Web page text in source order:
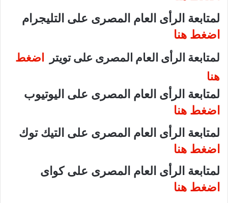
لمتابعة الرأى العام المصرى على التليجرام
اضغط هنا
لمتابعة الرأى العام المصرى على تويتر اضغط
هنا
لمتابعة الرأى العام المصرى على اليوتيوب
اضغط هنا
لمتابعة الرأى العام المصرى على التيك توك
اضغط هنا
لمتابعة الرأى العام المصرى على كواى
اضغط هنا